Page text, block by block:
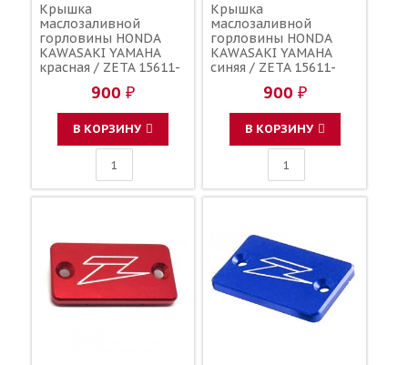
Крышка
маслозаливной
горловины HONDA
KAWASAKI YAMAHA
красная / ZETA 15611-
16115-018 3Y1-15363-
00-00 3Y1-15363-10-00
900 ₽
В КОРЗИНУ
Крышка
маслозаливной
горловины HONDA
KAWASAKI YAMAHA
синяя / ZETA 15611-
16115-018 3Y1-15363-
00-00 3Y1-15363-10-00
900 ₽
В КОРЗИНУ